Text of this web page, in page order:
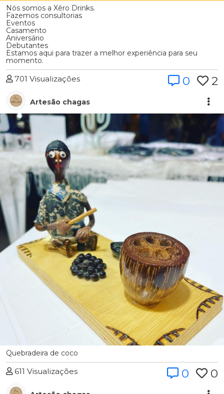
Nós somos a Xêro Drinks.
Fazemos consultorias
Eventos
Casamento
Aniversário
Debutantes
Estamos aqui para trazer a melhor experiência para seu
momento.
701 Visualizações 0 2
Artesão chagas
Quebradeira de coco
611 Visualizações 0 0